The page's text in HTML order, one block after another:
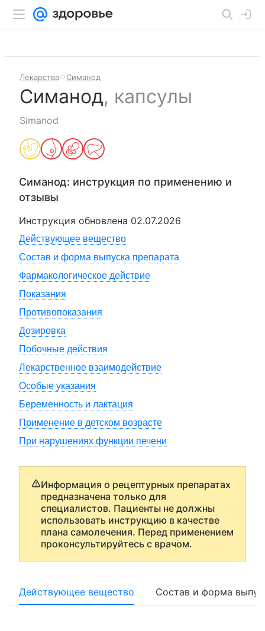
Лекарства Симанод
Симанод, капсулы
Simanod
Симанод: инструкция по применению и
отзывы
Инструкция обновлена 02.07.2026
Действующее вещество
Состав и форма выпуска препарата
Фармакологическое действие
Показания
Противопоказания
Дозировка
Побочные действия
Лекарственное взаимодействие
Особые указания
Беременность и лактация
Применение в детском возрасте
При нарушениях функции печени
Информация о рецептурных препаратах
предназначена только для
специалистов. Пациенты не должны
использовать инструкцию в качестве
плана самолечения. Перед применением
проконсультируйтесь с врачом.
Действующее вещество Состав и форма